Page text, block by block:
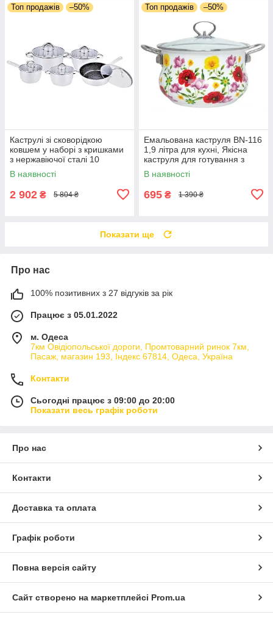
Топ продажів –50%
Каструлі зі сковорідкою
ковшем у наборі з кришками
з нержавіючої сталі 10
предметів Benson BN-291
В наявності
2 902 ₴ 5 804 ₴
Топ продажів –50%
Емальована каструля BN-116
1,9 літра для кухні, Якісна
каструля для готування з
товстим дном
В наявності
695 ₴ 1 390 ₴
Показати ще
Про нас
100% позитивних з 27 відгуків за рік
Працює з 05.01.2022
м. Одеса
7км Овідіопольської дороги, Промтоварний ринок 7км,
Пасаж, магазин 193, Індекс 67814, Одеса, Україна
Контакти
Сьогодні працює з 09:00 до 20:00
Показати весь графік роботи
Про нас
Контакти
Доставка та оплата
Графік роботи
Повна версія сайту
Сайт створено на маркетплейсі Prom.ua